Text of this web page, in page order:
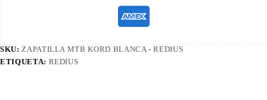
SKU:ZAPATILLA MTB KORD BLANCA - REDIUS
ETIQUETA: REDIUS